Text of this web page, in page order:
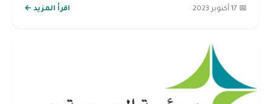
📅 17 أكتوبر 2023 اقرأ المزيد ←